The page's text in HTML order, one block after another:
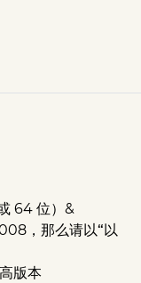
64 位）&
，那么请以“以
版本